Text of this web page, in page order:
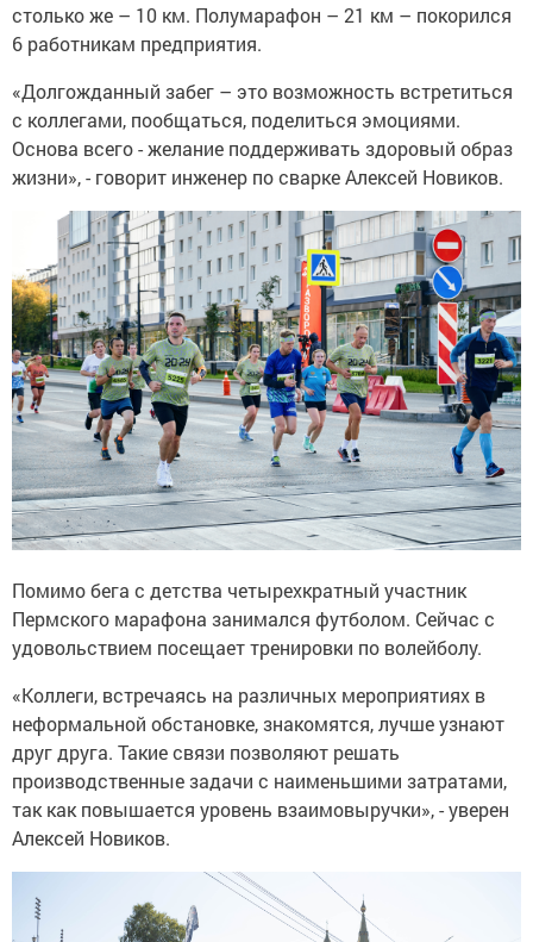
столько же – 10 км. Полумарафон – 21 км – покорился
6 работникам предприятия.
«Долгожданный забег – это возможность встретиться
с коллегами, пообщаться, поделиться эмоциями.
Основа всего - желание поддерживать здоровый образ
жизни», - говорит инженер по сварке Алексей Новиков.
Помимо бега с детства четырехкратный участник
Пермского марафона занимался футболом. Сейчас с
удовольствием посещает тренировки по волейболу.
«Коллеги, встречаясь на различных мероприятиях в
неформальной обстановке, знакомятся, лучше узнают
друг друга. Такие связи позволяют решать
производственные задачи с наименьшими затратами,
так как повышается уровень взаимовыручки», - уверен
Алексей Новиков.